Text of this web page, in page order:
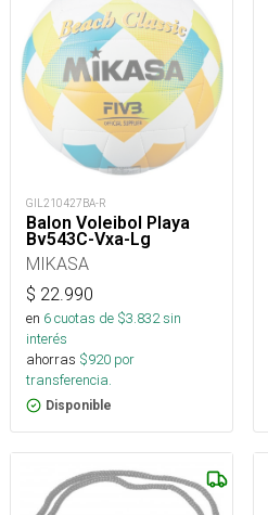
GIL210427BA-R
Balon Voleibol Playa
Bv543C-Vxa-Lg
MIKASA
$ 22.990
en 6cuotas de $3.832sin
interés
ahorras $920 por
transferencia.
Disponible